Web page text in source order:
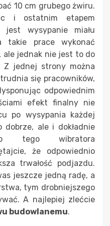
10 cm grubego żwiru.
i ostatnim etapem
jest wysypanie miału
takie prace wykonać
ale jednak nie jest to do
Z jednej strony można
się pracowników,
odpowiednim
efekt finalny nie
po wysypania każdej
ale i dokładnie
tego wibratora
że odpowiednio
trwałość podjazdu.
jeszcze jedną radę, a
tym drobniejszego
A najlepiej zlećcie
budowlanemu.